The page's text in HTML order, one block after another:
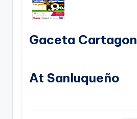
Gaceta
At Sanluqueño